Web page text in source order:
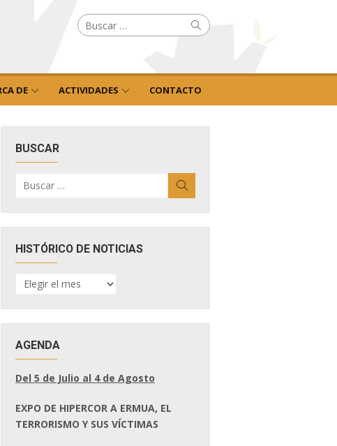
Buscar
por: Buscar
DE ACTIVIDADES CONTACTO
BUSCAR
por:
HISTÓRICO DE NOTICIAS
HISTÓRICO
DE
AGENDA
Del 5 de Julio al 4 de Agosto
EXPO DE HIPERCOR A ERMUA, EL
TERRORISMO Y SUS VÍCTIMAS